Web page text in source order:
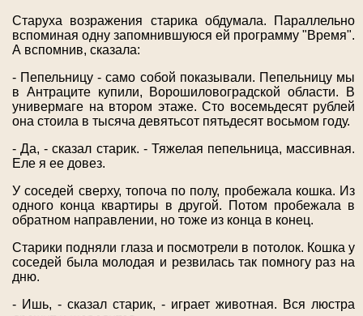
Старуха возражения старика обдумала. Параллельно
вспоминая одну запомнившуюся ей программу "Время".
А вспомнив, сказала:
- Пепельницу - само собой показывали. Пепельницу мы
в Антраците купили, Ворошиловоградской области. В
универмаге на втором этаже. Сто восемьдесят рублей
она стоила в тысяча девятьсот пятьдесят восьмом году.
- Да, - сказал старик. - Тяжелая пепельница, массивная.
Еле я ее довез.
У соседей сверху, топоча по полу, пробежала кошка. Из
одного конца квартиры в другой. Потом пробежала в
обратном направлении, но тоже из конца в конец.
Старики подняли глаза и посмотрели в потолок. Кошка у
соседей была молодая и резвилась так помногу раз на
дню.
- Ишь, - сказал старик, - играет животная. Вся люстра